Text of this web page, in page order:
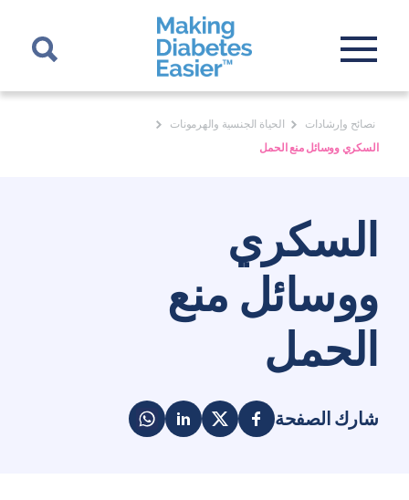
نصائح وإرشادات
الحياة الجنسية والهرمونات
السكري ووسائل منع الحمل
السكري
ووسائل منع
الحمل
شارك الصفحة